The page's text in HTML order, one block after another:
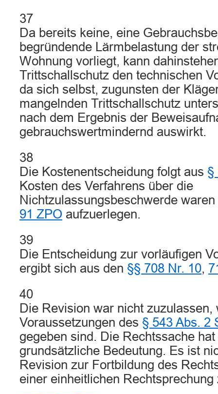
37
Da bereits keine, eine
begründende Lärmbelastung der
Wohnung vorliegt, kann
Trittschallschutz den technischen
da sich selbst, zugunsten der
mangelnden Trittschallschutz
nach dem Ergebnis der
gebrauchswertmindernd auswirkt.
38
Die Kostenentscheidung folgt aus §
Kosten des Verfahrens über die
Nichtzulassungsbeschwerde
91 ZPO aufzuerlegen.
39
Die Entscheidung zur vorläufigen
ergibt sich aus den §§ 708 Nr. 10,
40
Die Revision war nicht zuzulassen,
Voraussetzungen des § 543 Abs. 2
gegeben sind. Die Rechtssache
grundsätzliche Bedeutung. Es ist
Revision zur Fortbildung des
einer einheitlichen Rechtsprechung